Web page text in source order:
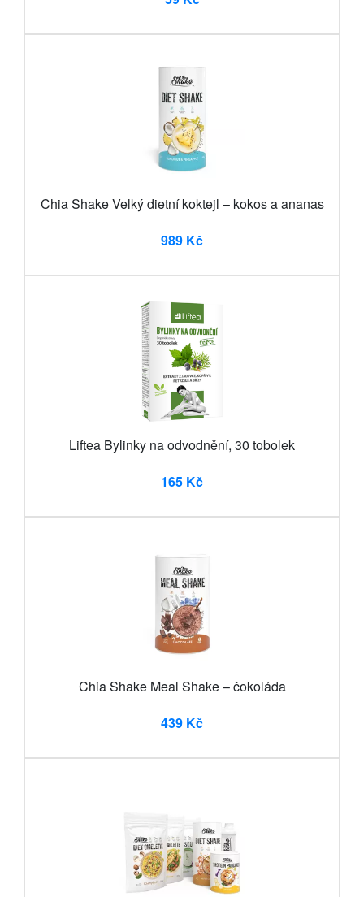
Chia Shake Velký dietní koktejl – kokos a ananas
989 Kč
Liftea Bylinky na odvodnění, 30 tobolek
165 Kč
Chia Shake Meal Shake – čokoláda
439 Kč